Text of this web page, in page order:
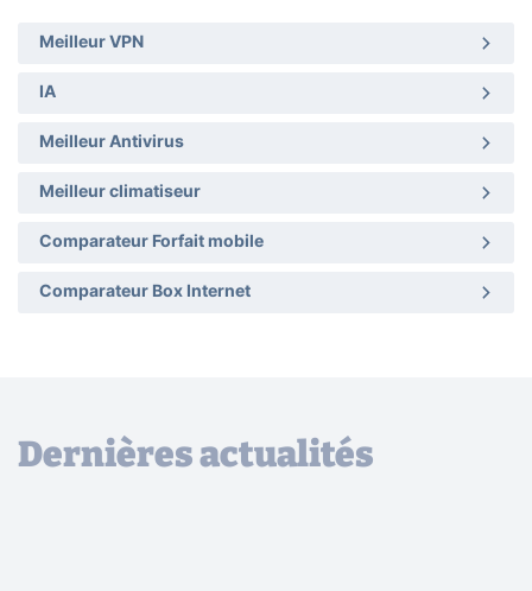
Meilleur VPN
IA
Meilleur Antivirus
Meilleur climatiseur
Comparateur Forfait mobile
Comparateur Box Internet
Dernières actualités